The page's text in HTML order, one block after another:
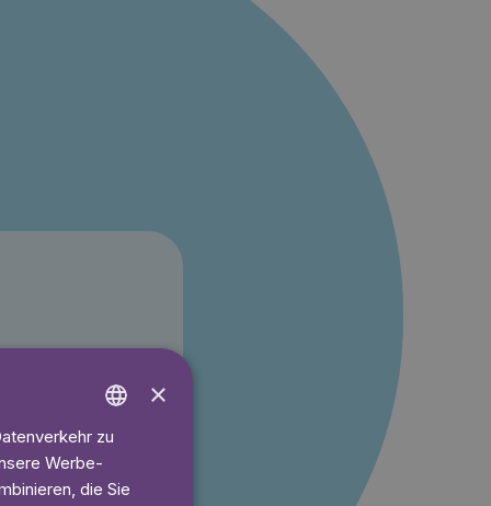
ENGLISH
GERMAN
×
zu
Werbe-
die Sie